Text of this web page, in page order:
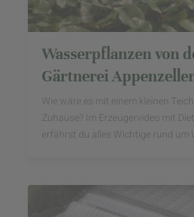
Wasserpflanzen von
Gärtnerei
Wie wäre es mit einem kleinen
Zuhause? Im Erzeugervideo mit